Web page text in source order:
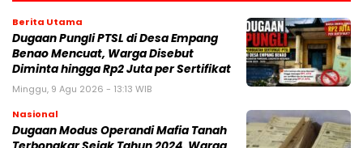
Berita Utama
Dugaan Pungli PTSL di Desa Empang
Benao Mencuat, Warga Disebut
Diminta hingga Rp2 Juta per Sertifikat
Minggu, 9 Agu 2026 - 13:13 WIB
Nasional
Dugaan Modus Operandi Mafia Tanah